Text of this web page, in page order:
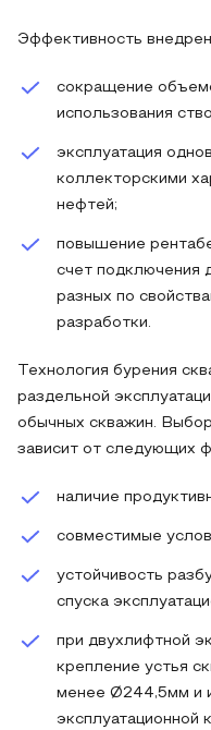
Эффективность
сокращение
использования
эксплуатация
коллекторскими
нефтей;
повышение
счет подключения
разных по
разработки.
Технология бурения
раздельной
обычных скважин.
зависит от следующих
наличие
совместимые
устойчивость
спуска
при двухлифтной
крепление устья
менее Ø244,5мм и
эксплуатационной